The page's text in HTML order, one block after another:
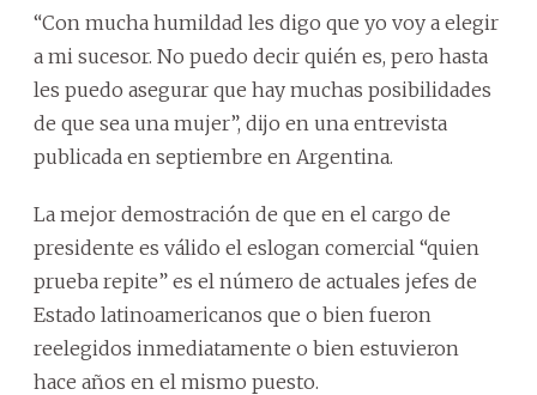
“Con mucha humildad les digo que yo voy a elegir
a mi sucesor. No puedo decir quién es, pero hasta
les puedo asegurar que hay muchas posibilidades
de que sea una mujer”, dijo en una entrevista
publicada en septiembre en Argentina.
La mejor demostración de que en el cargo de
presidente es válido el eslogan comercial “quien
prueba repite” es el número de actuales jefes de
Estado latinoamericanos que o bien fueron
reelegidos inmediatamente o bien estuvieron
hace años en el mismo puesto.